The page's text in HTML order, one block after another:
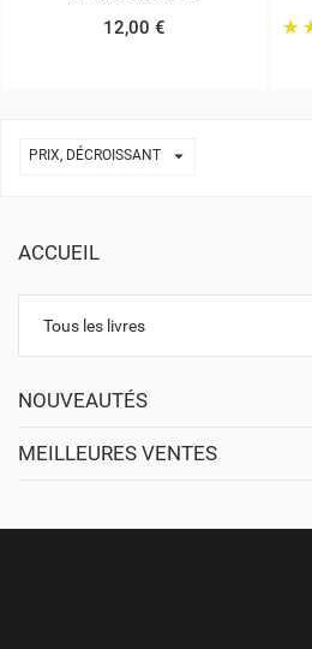
ACCUEIL
Tous les livres
NOUVEAUTÉS
MEILLEURES VENTES
12,00 €
PRIX, DÉCROISSANT 